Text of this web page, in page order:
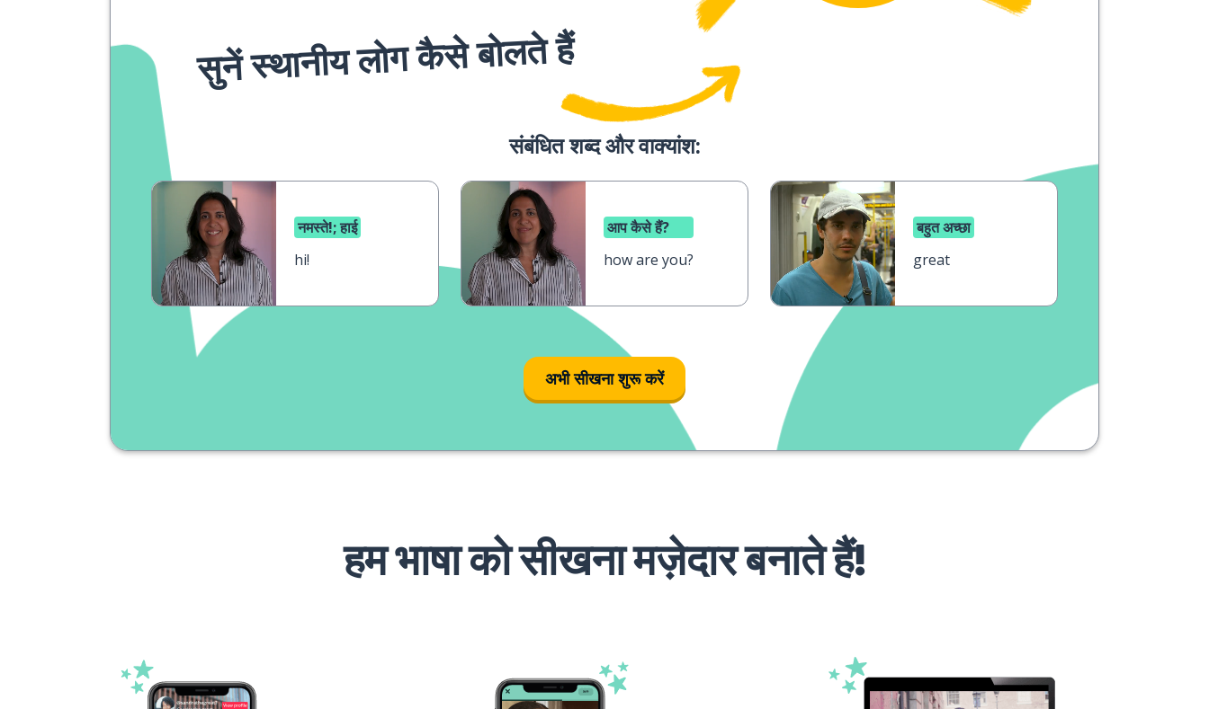
सुनें स्थानीय लोग कैसे बोलते हैं
संबंधित शब्द और वाक्‍यांश:
नमस्ते!; हाई
hi!
आप कैसे हैं?
how are you?
बहुत अच्छा
great
अभी सीखना शुरू करें
हम भाषा को सीखना मज़ेदार बनाते हैं!